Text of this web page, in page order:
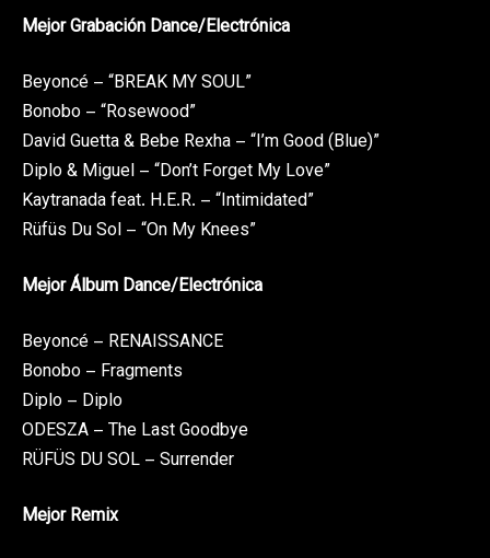
Mejor Grabación Dance/Electrónica
Beyoncé – “BREAK MY SOUL”
Bonobo – “Rosewood”
David Guetta & Bebe Rexha – “I’m Good (Blue)”
Diplo & Miguel – “Don’t Forget My Love”
Kaytranada feat. H.E.R. – “Intimidated”
Rüfüs Du Sol – “On My Knees”
Mejor Álbum Dance/Electrónica
Beyoncé – RENAISSANCE
Bonobo – Fragments
Diplo – Diplo
ODESZA – The Last Goodbye
RÜFÜS DU SOL – Surrender
Mejor Remix